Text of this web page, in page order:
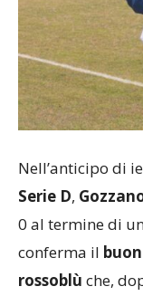
Nell’anticipo di
Serie D,
0 al termine di
conferma il
rossoblù che,